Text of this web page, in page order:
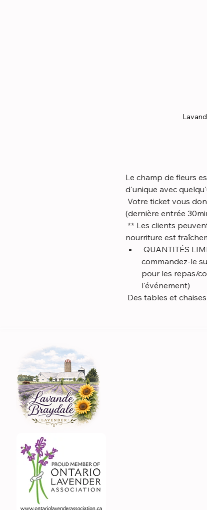
Le champ de fleurs
d'unique avec
(dernière entrée
nourriture est
commandez-le
pour les repas/
l'événement)
Des tables et